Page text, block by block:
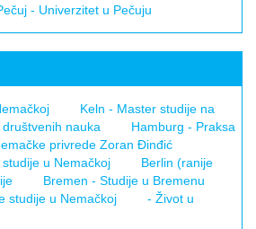
- Univerzitet u Pečuju
Keln - Master studije na
nauka
Hamburg - Praksa
privrede Zoran Đinđić
u Nemačkoj
Berlin (ranije
Bremen - Studije u Bremenu
studije u Nemačkoj
- Život u